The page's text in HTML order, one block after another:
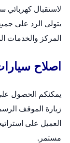
لاستقبال كهربائي
يتولى الرد على
المركز والخدمات
اصلاح
يمكنكم الحصول
زيارة الموقف
العميل على
مستمر.